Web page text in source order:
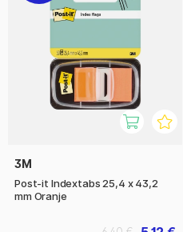
3M
Post-it Indextabs 25,4 x 43,2
mm Oranje